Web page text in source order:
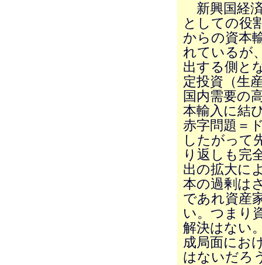
新興国経
としての役
からの資本
れているが
出する側と
定投資（生
国内需要の
本輸入に結
赤字問題＝
したがって
り返しも完
出の拡大に
本の過剰は
であれ資産
い。つまり
解決はない
成局面にお
はないだろ